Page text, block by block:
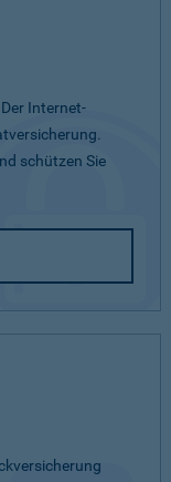
Internet-
schützen Sie